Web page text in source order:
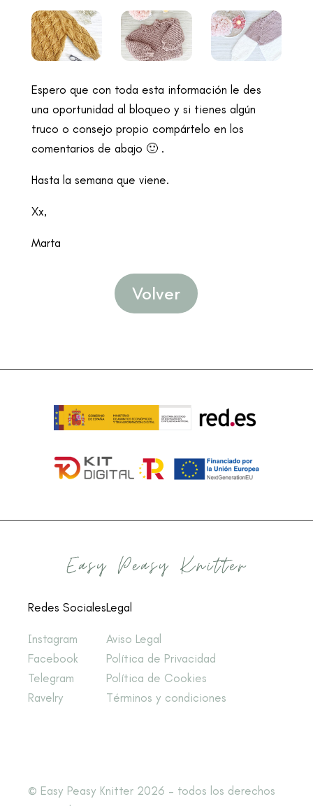
Espero que con toda esta información le des
una oportunidad al bloqueo y si tienes algún
truco o consejo propio compártelo en los
comentarios de abajo 🙂 .
Hasta la semana que viene.
Xx,
Marta
Volver
Redes Sociales
Instagram
Facebook
Telegram
Ravelry
Legal
Aviso Legal
Política de Privacidad
Política de Cookies
Términos y condiciones
© Easy Peasy Knitter 2026 – todos los derechos